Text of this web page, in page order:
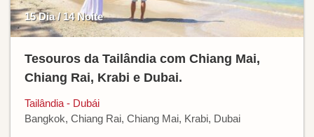
15 Dia / 14 Noite
Tesouros da Tailândia com Chiang Mai,
Chiang Rai, Krabi e Dubai.
Tailândia - Dubái
Bangkok, Chiang Rai, Chiang Mai, Krabi, Dubai